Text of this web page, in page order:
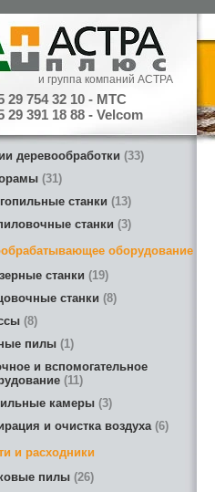
и группа компаний АСТРА
29 754 32 10 - МТС
29 391 18 88 - Velcom
деревообработки
33
31
станки
13
станки 3
оборудование
станки
19
станки 8
8
пилы
1
и вспомогательное
11
камеры 3
и очистка воздуха 6
и расходники
пилы 26